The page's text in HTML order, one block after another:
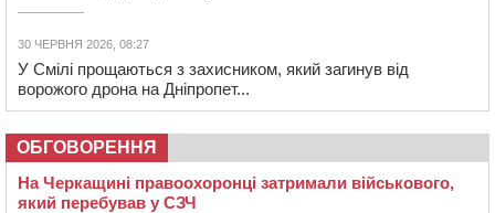
30 ЧЕРВНЯ 2026, 08:27
У Смілі прощаються з захисником, який загинув від
ворожого дрона на Дніпропет...
ОБГОВОРЕННЯ
На Черкащині правоохоронці затримали військового,
який перебував у СЗЧ